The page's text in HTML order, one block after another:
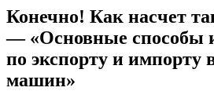
Конечно! Как насчет
— «Основные способы
по экспорту и импорту
машин»